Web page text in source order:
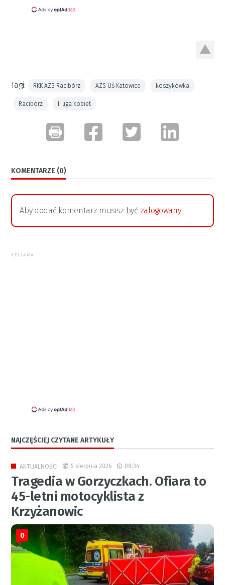
Tagi: RKK AZS Racibórz AZS UŚ Katowice koszykówka
Racibórz II liga kobiet
KOMENTARZE (0)
Aby dodać komentarz musisz być zalogowany
REKLAMA
NAJCZĘŚCIEJ CZYTANE ARTYKUŁY
AKTUALNOŚCI 5 sierpnia 2026 08:34
Tragedia w Gorzyczkach. Ofiara to
45-letni motocyklista z
Krzyżanowic
0